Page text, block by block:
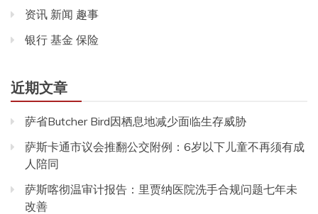
资讯 新闻 趣事
银行 基金 保险
近期文章
萨省Butcher Bird因栖息地减少面临生存威胁
萨斯卡通市议会推翻公交附例：6岁以下儿童不再须有成
人陪同
萨斯喀彻温审计报告：里贾纳医院洗手合规问题七年未
改善